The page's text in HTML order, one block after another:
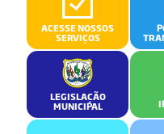
ACESSE NOSSOS
SERVIÇOS
LEGISLAÇÃO
MUNICIPAL